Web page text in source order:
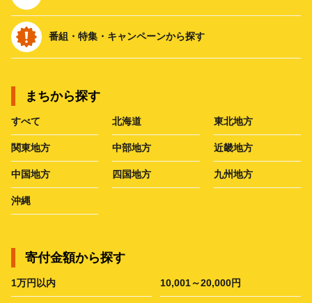
番組・特集・キャンペーンから探す
まちから探す
すべて 北海道 東北地方
関東地方 中部地方 近畿地方
中国地方 四国地方 九州地方
沖縄
寄付金額から探す
1万円以内 10,001～20,000円